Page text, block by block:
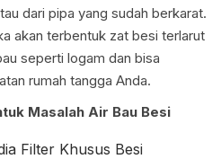
dari pipa yang sudah berkarat.
akan terbentuk zat besi terlarut
seperti logam dan bisa
rumah tangga Anda.
Masalah Air Bau Besi
Filter Khusus Besi